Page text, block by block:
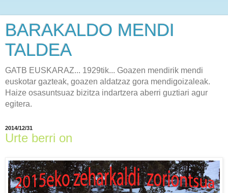
BARAKALDO MENDI
TALDEA
GATB EUSKARAZ... 1929tik... Goazen mendirik mendi
euskotar gazteak, goazen aldatzaz gora mendigoizaleak.
Haize osasuntsuaz bizitza indartzera aberri guztiari agur
egitera.
2014/12/31
Urte berri on